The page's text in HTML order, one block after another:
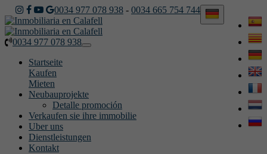
0034 977 078 938 - 0034 665 754 744
0034 977 078 938
Toggle
Startseite
Kaufen
Mieten
Neubauprojekte
Detalle promoción
Verkaufen sie ihre immobilie
Uber uns
Dienstleistungen
Kontakt